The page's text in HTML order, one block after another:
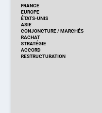
FRANCE
EUROPE
ÉTATS-UNIS
ASIE
CONJONCTURE/ MARCHÉS
RACHAT
STRATÉGIE
ACCORD
RESTRUCTURATION